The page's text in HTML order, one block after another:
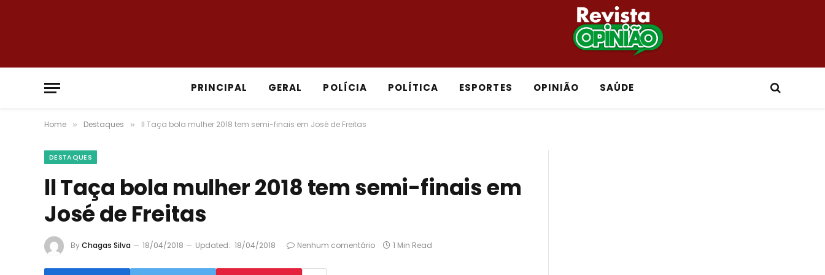
PRINCIPAL GERAL POLÍCIA POLÍTICA ESPORTES OPINIÃO SAÚDE
Home » Destaques » ll Taça bola mulher 2018 tem semi-finais em José de Freitas
DESTAQUES
ll Taça bola mulher 2018 tem semi-finais em
José de Freitas
ByChagas Silva 18/04/2018 Updated: 18/04/2018 Nenhum comentário 1 Min Read